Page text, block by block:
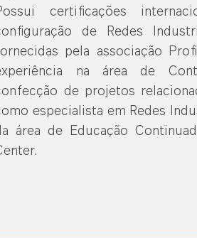
certificações
de Redes
pela associação
na área de
de projetos
especialista em Redes
área de Educação